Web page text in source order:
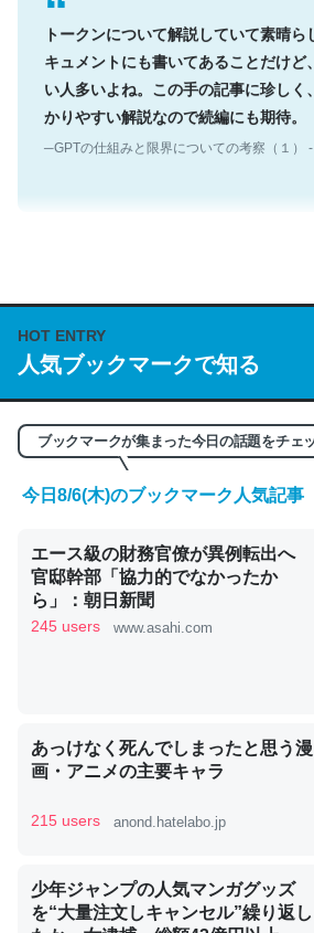
トークンについて解説していて素晴ら
い人多いよね。この手の記事に珍しく
かりやすい解説なので続編にも期待。
説してる記事が少ないので貴重な良記
https://
/064121
─GPTの仕組みと限界についての考察（１）
くらい。小説でいう「ずっと前の伏線
ど、短期記憶というには多い分量。進
かりやすく強くなりそう
─GPTの仕組みと限界についての考察（１）
昆虫ってカルシウム少ないのか。知
コオロギのカルシウム分はエビの600
HOT ENTRY
人気ブックマークで知る
ブックマークが集まった今日の話題をチェ
今日8/6(木)のブックマーク人気記事
エース級の財務官僚が異例転出へ
官邸幹部「協力的でなかったか
ら」：朝日新聞
245 users www.asahi.com
あっけなく死んでしまったと思う漫
画・アニメの主要キャラ
215 users anond.hatelabo.jp
少年ジャンプの人気マンガグッズ
を“大量注文しキャンセル”繰り返し